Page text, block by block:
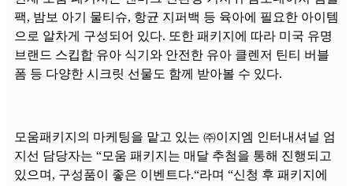
팩, 밤보 아기 물티슈, 항균 지퍼백 등 육아에 필요한 아이템
으로 알차게 구성되어 있다. 또한 패키지에 따라 미국 유명
브랜드 스킵합 유아 식기와 안전한 유아 클렌저 틴티 버블
폼 등 다양한 시크릿 선물도 함께 받아볼 수 있다.
모움패키지의 마케팅을 맡고 있는 ㈜이지엠 인터내셔널 엄
지선 담당자는 “모움 패키지는 매달 추첨을 통해 진행되고
있으며, 구성품이 좋은 이벤트다.“라며 “신청 후 패키지에